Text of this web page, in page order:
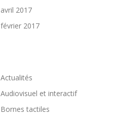
avril 2017
février 2017
Actualités
Audiovisuel et interactif
Bornes tactiles